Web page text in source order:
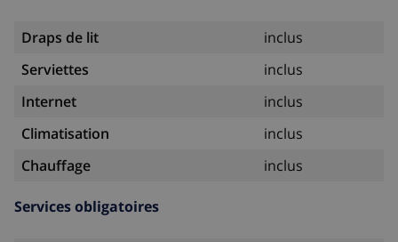
Draps de lit
inclus
Serviettes
inclus
Internet
inclus
Climatisation
inclus
Chauffage
inclus
Services obligatoires